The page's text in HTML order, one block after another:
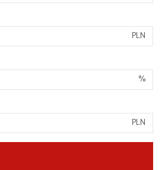
PLN
%
PLN